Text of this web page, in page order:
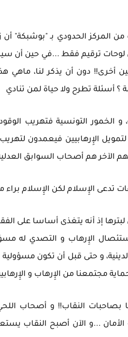
من المركز الحدودي بـ "بوشبكة"
لوحات ترقيم فقط ...في حين أن
أخرى!! دون أن يذكر لنا، ماهي
؟ أسئلة تطرح ولا حياة لمن تنادي
و الخمور التونسية فتهريب
الإِرهابيين فيعمدون
الآخر هم أصحاب السوابق
تدعى الإِسلام لكن الإِسلام براء
إذ أنه يتغذى أساسا على
الإِرهاب و التصدي له
و حتى قبل أن تكون مسؤولية
مجتمعنا من الإِرهاب و
النقاب!! و أصحاب اللحي
...و الآن أصبح النقاب